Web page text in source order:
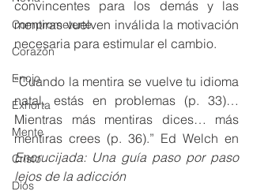
Comprometerte
Corazón
Enojo
Exhorta
Mente
Cristo
Dios
convincentes para los demás y las
mentiras vuelven inválida la motivación
necesaria para estimular el cambio.
“Cuando la mentira se vuelve tu idioma
natal, estás en problemas (p. 33)…
Mientras más mentiras dices… más
Encrucijada: Una guía paso por paso
lejos de la adicción